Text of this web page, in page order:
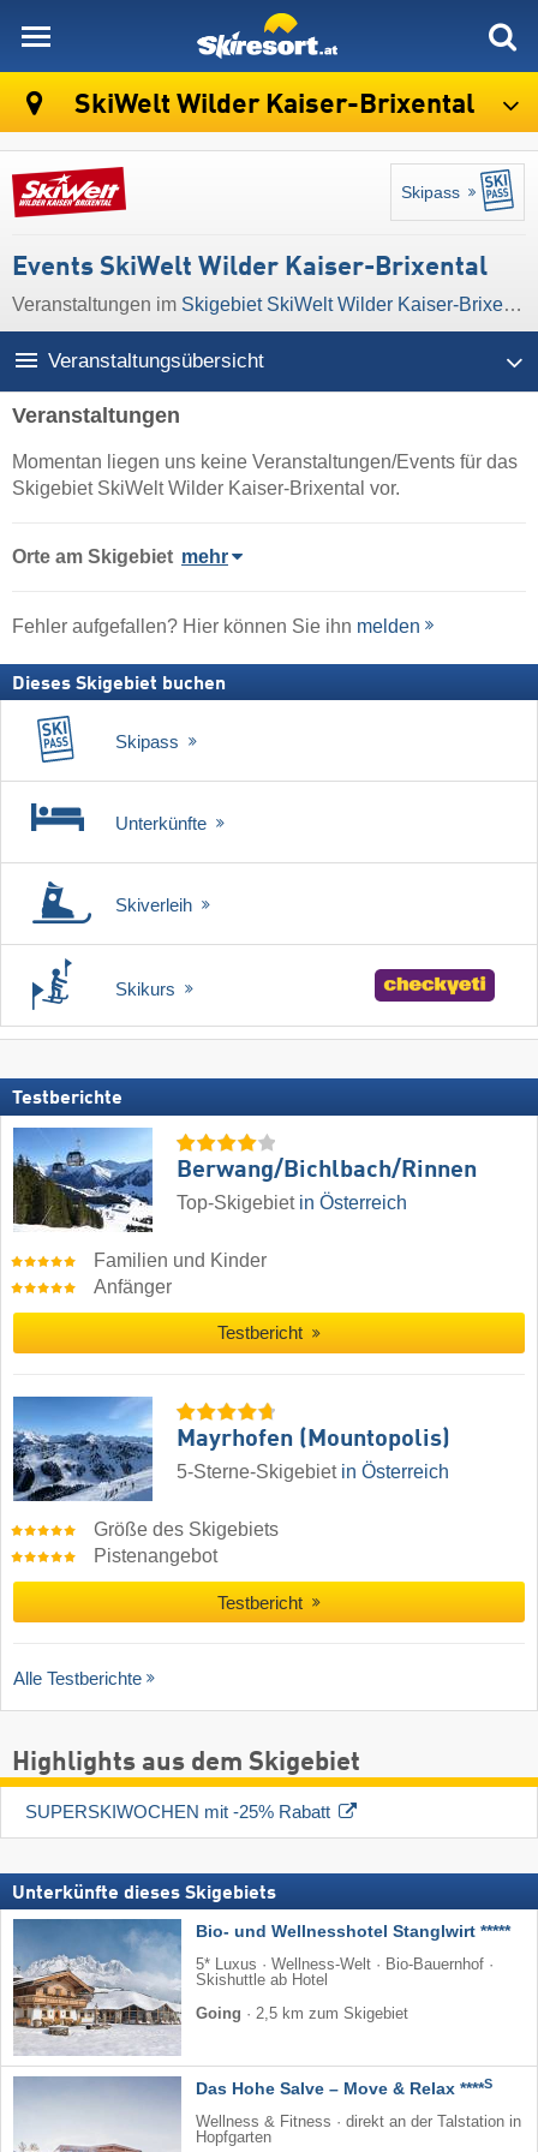
SkiWelt Wilder Kaiser-Brixental
Skipass
Events SkiWelt Wilder Kaiser-Brixental
Veranstaltungen im Skigebiet SkiWelt Wilder Kaiser-Brixental
Veranstaltungsübersicht
Veranstaltungen
Momentan liegen uns keine Veranstaltungen/Events für das
Skigebiet SkiWelt Wilder Kaiser-Brixental vor.
Orte am Skigebiet mehr
Fehler aufgefallen? Hier können Sie ihn melden
Dieses Skigebiet buchen
Skipass
Unterkünfte
Skiverleih
Skikurs
Testberichte
Berwang/​Bichlbach/​Rinnen
Top-Skigebiet in Österreich
Familien und Kinder
Anfänger
Testbericht
Mayrhofen (Mountopolis)
5-Sterne-Skigebiet in Österreich
Größe des Skigebiets
Pistenangebot
Testbericht
Alle Testberichte
Highlights aus dem Skigebiet
SUPERSKIWOCHEN mit -25% Rabatt
Unterkünfte dieses Skigebiets
Bio- und Wellnesshotel Stanglwirt *****
5* Luxus · Wellness-Welt · Bio-Bauernhof ·
Skishuttle ab Hotel
Going · 2,5 km zum Skigebiet
Das Hohe Salve – Move & Relax ****S
Wellness & Fitness · direkt an der Talstation in
Hopfgarten